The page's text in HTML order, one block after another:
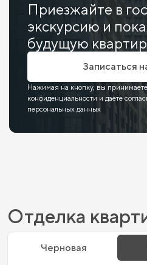
Приезжайте в
экскурсию и
будущую
Записаться
Нажимая на кнопку, вы
конфиденциальности и даёте
персональных данных
Отделка
Черновая